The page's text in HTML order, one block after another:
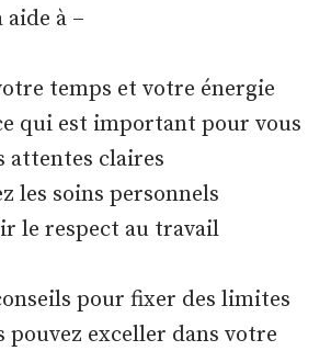
à –
temps et votre énergie
qui est important pour vous
attentes claires
les soins personnels
le respect au travail
pour fixer des limites
pouvez exceller dans votre